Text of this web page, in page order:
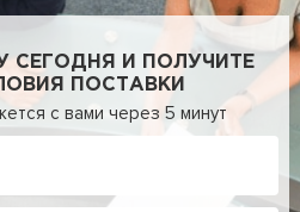
СЕГОДНЯ И ПОЛУЧИТЕ
ПОСТАВКИ
с вами через 5 минут